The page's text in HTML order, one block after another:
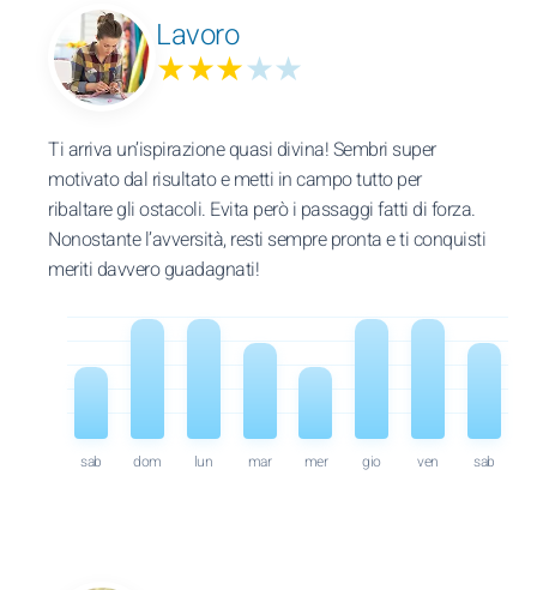
Lavoro
★★★★★
Ti arriva un’ispirazione quasi divina! Sembri super
motivato dal risultato e metti in campo tutto per
ribaltare gli ostacoli. Evita però i passaggi fatti di forza.
Nonostante l’avversità, resti sempre pronta e ti conquisti
meriti davvero guadagnati!
sab dom lun mar mer gio ven sab